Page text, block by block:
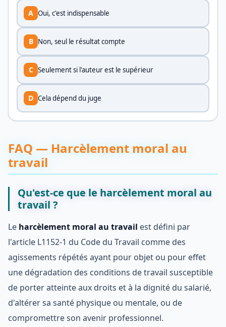
A Oui, c'est indispensable
B Non, seul le résultat compte
C Seulement si l'auteur est le supérieur
D Cela dépend du juge
FAQ — Harcèlement moral au
travail
Qu'est-ce que le harcèlement moral au
travail ?
Le harcèlement moral au travail est défini par
l'article L1152-1 du Code du Travail comme des
agissements répétés ayant pour objet ou pour effet
une dégradation des conditions de travail susceptible
de porter atteinte aux droits et à la dignité du salarié,
d'altérer sa santé physique ou mentale, ou de
compromettre son avenir professionnel.